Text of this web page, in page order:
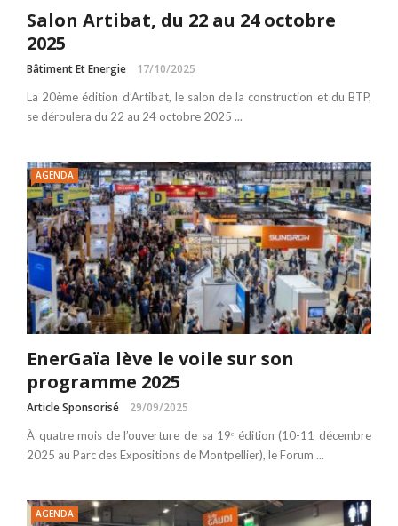
Salon Artibat, du 22 au 24 octobre
2025
Bâtiment Et Energie 17/10/2025
La 20ème édition d’Artibat, le salon de la construction et du BTP,
se déroulera du 22 au 24 octobre 2025 ...
AGENDA
EnerGaïa lève le voile sur son
programme 2025
Article Sponsorisé 29/09/2025
À quatre mois de l’ouverture de sa 19ᵉ édition (10-11 décembre
2025 au Parc des Expositions de Montpellier), le Forum ...
AGENDA